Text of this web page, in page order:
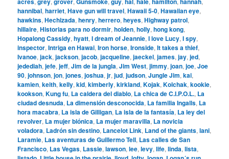
hannibal,harriet,Have gun will travel,Hawaii 5-0,Hawaiian eye,
hawkins,Hechizada,henry,herrero,heyes,Highway patrol,
hillaire,Historias para no dormir,holden,holly,hong kong,
Hopalong Cassidy,hyatt,I dream of Jeannie,I love Lucy,I spy,
inspector,Intriga en Hawai,Iron horse,Ironside,It takes a thief,
Ivanoe,jack,jackson,jacob,jacqueline,jaeckel,james,jay,jed,
jedediah,jefe,jeff,Jim de la jungla,Jim West,jimmy,joan,joe,Joe
90,johnson,jon,jones,joshua,jr,jud,judson,Jungle Jim,kai,
kamien,keith,kelly,kid,kimberly,kirkland,Kojak,Kolchak,kookie,
kookson,Kung fu, La caldera del diablo, La chica de C.I.P.O.L., La
ciudad desnuda, La dimensión desconocida, La familia Ingalls, La
hora macabra, La isla de Gilligan, La isla de la fantasía, La ley del
revolver, La mujer biónica, La mujer maravilla, La novicia
voladora, Ladrón sin destino, Lancelot Link, Land of the giants,lani,
Laramie, Las aventuras de Guillermo Tell, Las calles de San
Francisco, Las Vegas, Lassie,lawson,lee,levy,life,linda,lista,